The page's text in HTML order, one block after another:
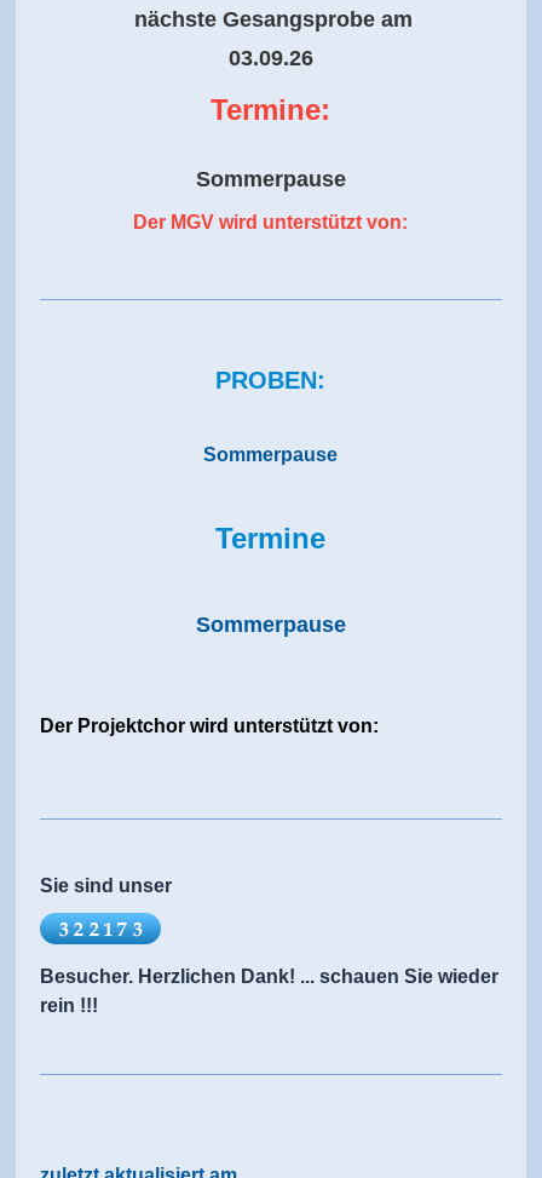
nächste Gesangsprobe am
03.09.26
Termine:
Sommerpause
Der MGV wird unterstützt von:
PROBEN:
Sommerpause
Termine
Sommerpause
Der Projektchor wird unterstützt von:
Sie sind unser
Besucher. Herzlichen Dank! ... schauen Sie wieder
rein !!!